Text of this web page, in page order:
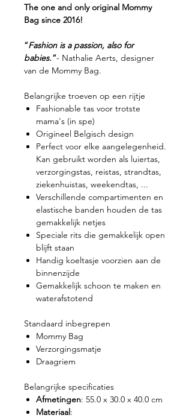
The one and only original Mommy
Bag since 2016!
“Fashion is a passion, also for
babies.”- Nathalie Aerts, designer
van de Mommy Bag.
Belangrijke troeven op een rijtje
Fashionable tas voor trotste
mama's (in spe)
Origineel Belgisch design
Perfect voor elke aangelegenheid.
Kan gebruikt worden als luiertas,
verzorgingstas, reistas, strandtas,
ziekenhuistas, weekendtas, ...
Verschillende compartimenten en
elastische banden houden de tas
gemakkelijk netjes
Speciale rits die gemakkelijk open
blijft staan
Handig koeltasje voorzien aan de
binnenzijde
Gemakkelijk schoon te maken en
waterafstotend
Standaard inbegrepen
Mommy Bag
Verzorgingsmatje
Draagriem
Belangrijke specificaties
Afmetingen: 55.0 x 30.0 x 40.0 cm
Materiaal: